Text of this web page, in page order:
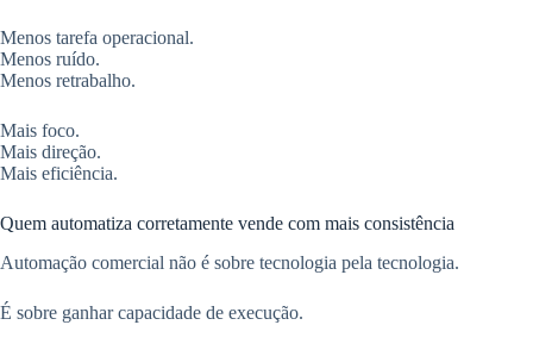
Menos tarefa operacional.
Menos ruído.
Menos retrabalho.
Mais foco.
Mais direção.
Mais eficiência.
Quem automatiza corretamente vende com mais consistência
Automação comercial não é sobre tecnologia pela tecnologia.
É sobre ganhar capacidade de execução.